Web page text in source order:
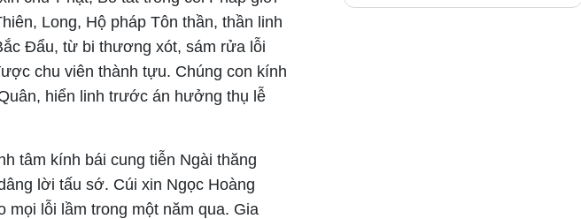
Long, Hộ pháp Tôn thần, thần linh
Đẩu, từ bi thương xót, sám rửa lỗi
chu viên thành tựu. Chúng con kính
hiển linh trước án hưởng thụ lễ
tâm kính bái cung tiễn Ngài thăng
lời tấu sớ. Cúi xin Ngọc Hoàng
lỗi lầm trong một năm qua. Gia